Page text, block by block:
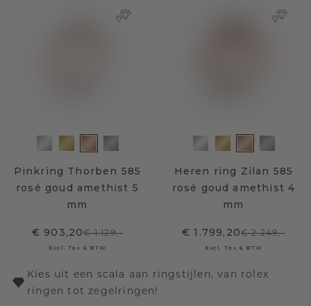
Pinkring Thorben 585
rosé goud amethist 5
mm
€ 903,20€ 1.129,-
Excl. Tax & BTW
Heren ring Zilan 585
rosé goud amethist 4
mm
€ 1.799,20€ 2.249,-
Excl. Tax & BTW
Kies uit een scala aan ringstijlen, van rolex
ringen tot zegelringen!